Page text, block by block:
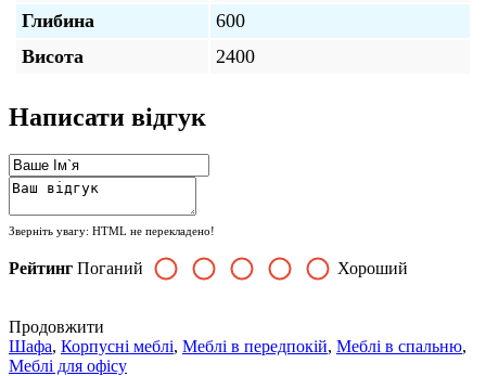
Глибина
600
Висота
2400
Написати відгук
Зверніть увагу: HTML не перекладено!
Рейтинг Поганий Хороший
Продовжити
Шафа, Корпусні меблі, Меблі в передпокій, Меблі в спальню,
Меблі для офісу